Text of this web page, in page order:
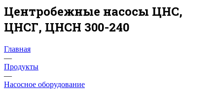
Центробежные насосы ЦНС,
ЦНСГ, ЦНСН 300-240
Главная
—
Продукты
—
Насосное оборудование